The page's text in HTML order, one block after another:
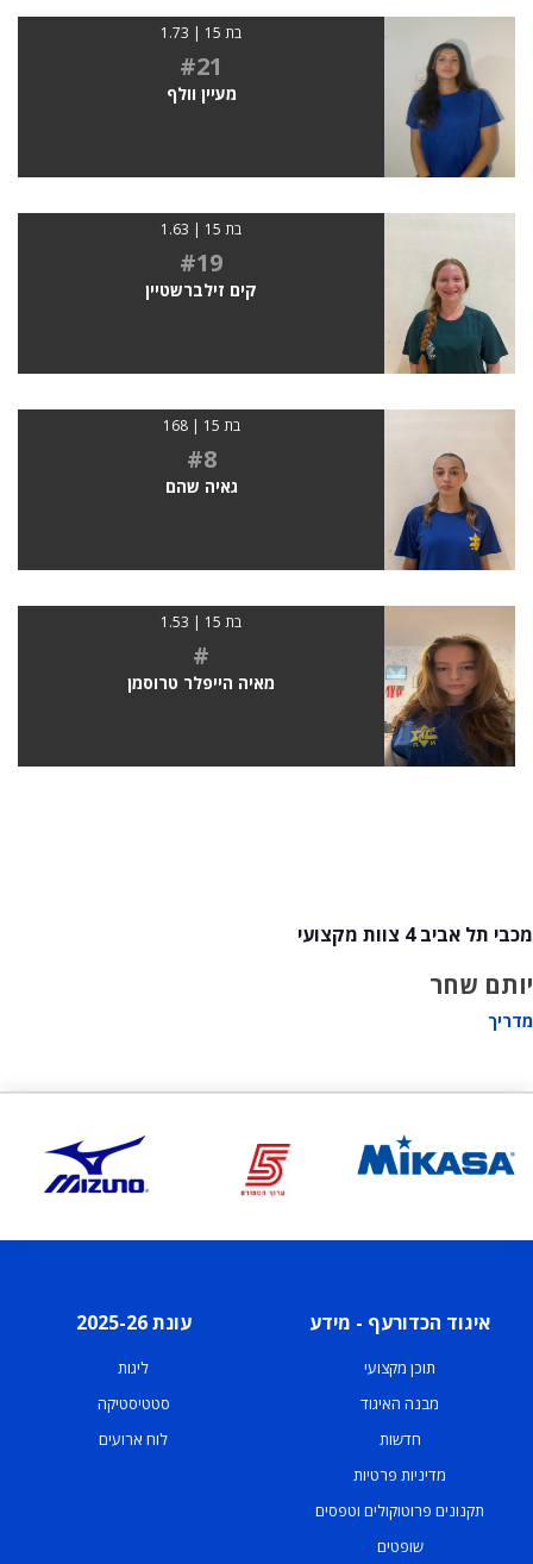
בת 15 | 1.73
#21
מעיין וולף
בת 15 | 1.63
#19
קים זילברשטיין
בת 15 | 168
#8
גאיה שהם
בת 15 | 1.53
#
מאיה הייפלר טרוסמן
מכבי תל אביב 4 צוות מקצועי
יותם שחר
מדריך
איגוד הכדורעף - מידע
תוכן מקצועי
מבנה האיגוד
חדשות
מדיניות פרטיות
תקנונים פרוטוקולים וטפסים
שופטים
עונת 2025-26
ליגות
סטטיסטיקה
לוח ארועים